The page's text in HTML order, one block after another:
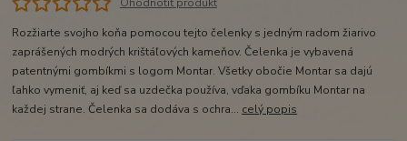
Rozžiarte svojho koňa pomocou tejto čelenky s jedným radom žiarivo
zaprášených modrých krištáľových kameňov. Čelenka je vybavená
patentnými gombíkmi s logom Montar. Všetky obočie Montar sa dajú
ľahko vymeniť, aj keď sa uzdečka používa, vďaka gombíku Montar na
každej strane. Čelenka sa dodáva s ochra... celý popis